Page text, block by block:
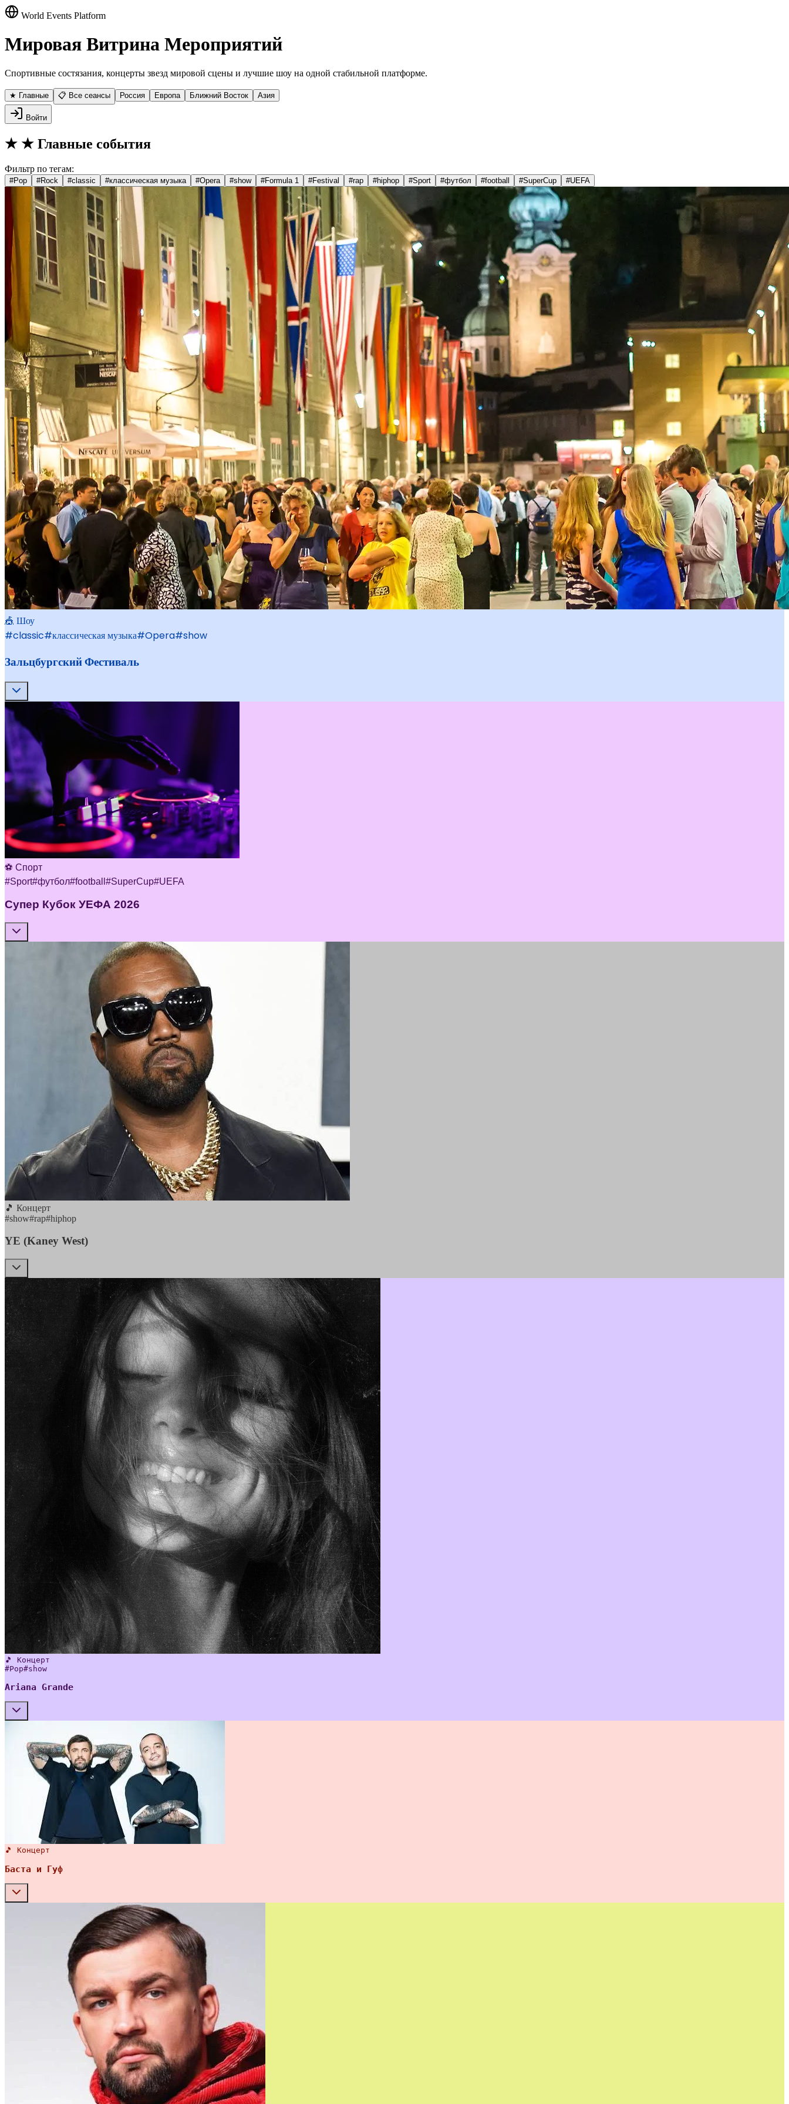
World Events Platform
Мировая Витрина Мероприятий
Спортивные состязания, концерты звезд мировой сцены и лучшие шоу на одной стабильной платформе.
★ Главные 📋 Все сеансы Россия Европа Ближний Восток Азия
Войти
★ ★ Главные события
Фильтр по тегам:
#Pop #Rock #classic #классическая музыка #Opera #show #Formula 1 #Festival #rap #hiphop #Sport #футбол #football #SuperCup #UEFA
🎪 Шоу
#classic#классическая музыка#Opera#show
Зальцбургский Фестиваль
⚽ Спорт
#Sport#футбол#football #SuperCup#UEFA
Супер Кубок УЕФА 2026
🎵 Концерт
#show#rap#hiphop
YE (Kaney West)
🎵 Концерт
#Pop#show
Ariana Grande
🎵 Концерт
Баста и Гуф